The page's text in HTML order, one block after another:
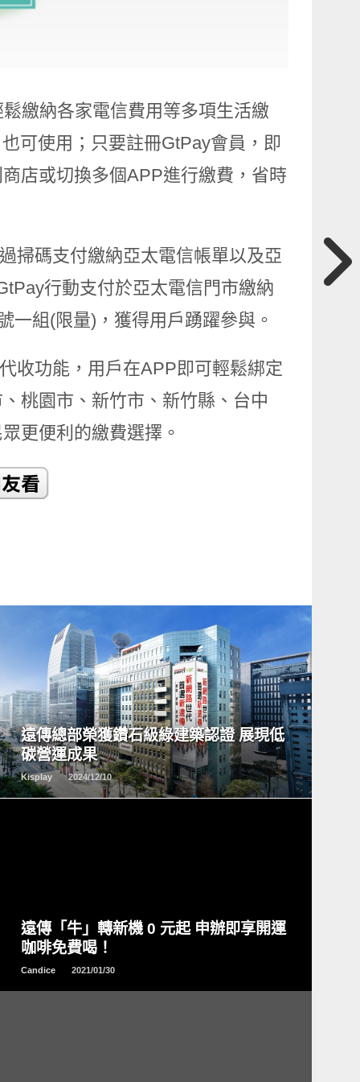
繳納各家電信費用等多項生活繳
可使用；只要註冊GtPay會員，即
店或切換多個APP進行繳費，省時
掃碼支付繳納亞太電信帳單以及亞
行動支付於亞太電信門市繳納
一組(限量)，獲得用戶踴躍參與。
收功能，用戶在APP即可輕鬆綁定
桃園市、新竹市、新竹縣、台中
更便利的繳費選擇。
遠傳總部榮獲鑽石級綠建築認證 展現低
碳營運成果
Kisplay 2024/12/10
READ
MORE
遠傳「牛」轉新機 0 元起 申辦即享開運
咖啡免費喝！
Candice 2021/01/30